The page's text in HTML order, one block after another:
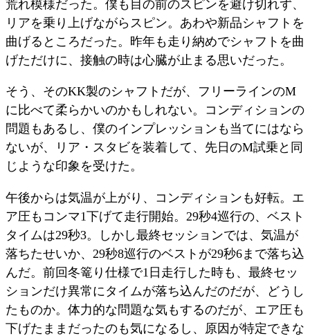
荒れ模様だった。僕も目の前のスピンを避け切れず、
リアを乗り上げながらスピン。あわや新品シャフトを
曲げるところだった。昨年も走り納めでシャフトを曲
げただけに、接触の時は心臓が止まる思いだった。
そう、そのKK製のシャフトだが、フリーラインのM
に比べて柔らかいのかもしれない。コンディションの
問題もあるし、僕のインプレッションも当てにはなら
ないが、リア・スタビを装着して、先日のM試乗と同
じような印象を受けた。
午後からは気温が上がり、コンディションも好転。エ
ア圧もコンマ1下げて走行開始。29秒4巡行の、ベスト
タイムは29秒3。しかし最終セッションでは、気温が
落ちたせいか、29秒8巡行のベストが29秒6まで落ち込
んだ。前回冬篭り仕様で1日走行した時も、最終セッ
ションだけ異常にタイムが落ち込んだのだが、どうし
たものか。体力的な問題な気もするのだが、エア圧も
下げたままだったのも気になるし、原因が特定できな